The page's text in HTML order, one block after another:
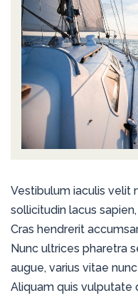
Vestibulum iaculis velit
sollicitudin lacus
Cras hendrerit
Nunc ultrices pharetra
augue, varius vitae
Aliquam quis vulputate